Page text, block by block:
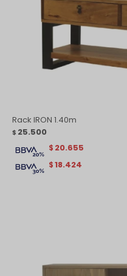
Rack IRON 1.40m
$ 25.500
$18.424
$ 20.655